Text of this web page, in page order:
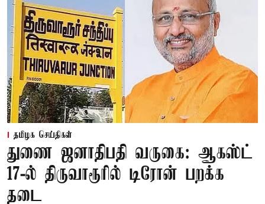
தமிழக செய்திகள்
துணை ஜனாதிபதி வருகை: ஆகஸ்ட்
17-ல் திருவாரூரில் டிரோன் பறக்க
தடை